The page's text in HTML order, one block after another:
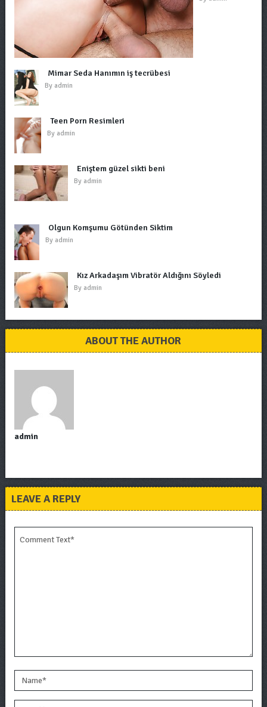
Mimar Seda Hanımın iş tecrübesi
By admin
Teen Porn Resimleri
By admin
Eniştem güzel sikti beni
By admin
Olgun Komşumu Götünden Siktim
By admin
Kız Arkadaşım Vibratör Aldığını Söyledi
By admin
ABOUT THE AUTHOR
admin
LEAVE A REPLY